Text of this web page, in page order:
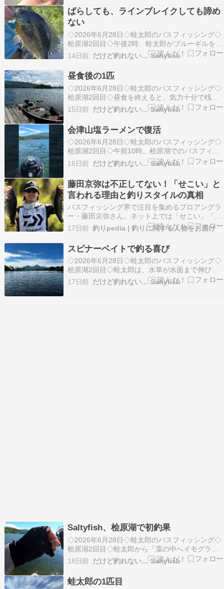
をキャストしました。そして...
ばらしても、ラインブレイクしても諦め
ない
◇2026年6月28日◇蛙太郎のバスフィッシング◇
桧原湖2回目◇午後2時、蛙太郎がブルーギルを釣
り上げました。一方の私は、1匹目を釣ってから6
時間、ロッドにまったく反応がないまま。今日は
どうにも渋い状況でした。（...
14日前 だけど釣れない… Saltyfish
昼食後の1匹
◇2026年6月28日◇蛙太郎のバスフィッシング◇
桧原湖2回目◇昼食を終えると、気力十分で桟橋
へ戻りました。エンジン全開で、ポイントには5
分ほどで到着しました。12時20分、蛙太郎のロッ
ドに反応がありました。上がっ...
15日前 だけど釣れない… Saltyfish
会津山塩ラーメンで復活
◇2026年6月28日◇蛙太郎のバスフィッシング◇
桧原湖2回目◇午前10時。桧原湖でのバスフィッ
シングでは、まずあり得ないほど早い時間に、蛙
太郎は「疲れた…」と漏らしながら、竿を置きま
した。これまでの桧原湖の釣行...
16日前 だけど釣れない… Saltyfish
藤田京弥は不正してない！「せこい」と
言われる理由と釣りスタイルの真相
バスフィッシング界で注目を集めるプロアングラ
ー・藤田京弥さん。ネット上では「せこい」「不
正では？」といったワードが検索されることがあ
りますが、実際には藤田さんが不正を行ったとい
う事実は一切ありません。 では、なぜこうした言
葉が検索されるのか？背景には、彼が公開した戦
略的なリグの…
17日前 釣りpedia | 釣りに関する人物をお届け
スピナーベイトで釣る喜び
◇2026年6月28日◇蛙太郎のバスフィッシング◇
桧原湖2回目◇蛙太郎は、水草が水面まで伸びて
ルアーを引きにくいシャローへ入り、障害物をか
わしやすいスピナーベイトを選んでキャストを始
17日前 だけど釣れない… Saltyfish
Saltyfish、桧原湖で初釣果
◇2026年6月28日◇蛙太郎のバスフィッシング◇
桧原湖2回目◇蛙太郎から「藻の中へイモグラブ
を落として、そのまま待ってみるといい」と助言
を受けた私は、桧原湖のシャローに広がる藻の隙
間へイモグラブをキャストし...
18日前 だけど釣れない… Saltyfish
蛙太郎の1匹目